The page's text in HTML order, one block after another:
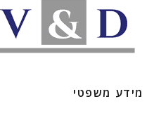
מידע משפטי